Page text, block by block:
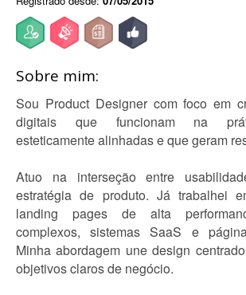
Sobre mim:
Sou Product Designer com foco em
digitais que funcionam na
esteticamente alinhadas e que geram
Atuo na interseção entre
estratégia de produto. Já trabalhei
landing pages de alta
complexos, sistemas SaaS e
Minha abordagem une design
objetivos claros de negócio.